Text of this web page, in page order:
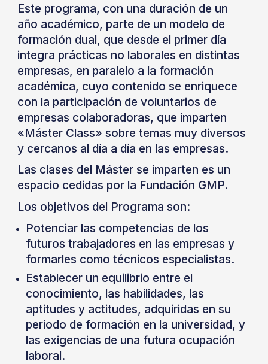
Este programa, con una duración de un
año académico, parte de un modelo de
formación dual, que desde el primer día
integra prácticas no laborales en distintas
empresas, en paralelo a la formación
académica, cuyo contenido se enriquece
con la participación de voluntarios de
empresas colaboradoras, que imparten
«Máster Class» sobre temas muy diversos
y cercanos al día a día en las empresas.
Las clases del Máster se imparten es un
espacio cedidas por la Fundación GMP.
Los objetivos del Programa son:
Potenciar las competencias de los
futuros trabajadores en las empresas y
formarles como técnicos especialistas.
Establecer un equilibrio entre el
conocimiento, las habilidades, las
aptitudes y actitudes, adquiridas en su
periodo de formación en la universidad, y
las exigencias de una futura ocupación
laboral.